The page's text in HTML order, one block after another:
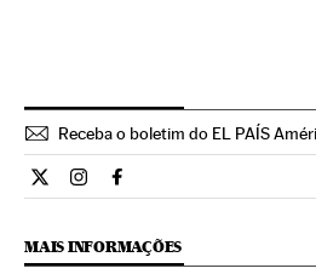
Receba o boletim do EL PAÍS
Internacional El País Brasil en
Internacional El País Brasil
Internacional El País
MAIS INFORMAÇÕES